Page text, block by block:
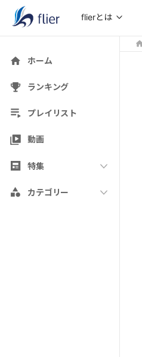
flierとは
ホーム
ランキング
プレイリスト
動画
特集
カテゴリー